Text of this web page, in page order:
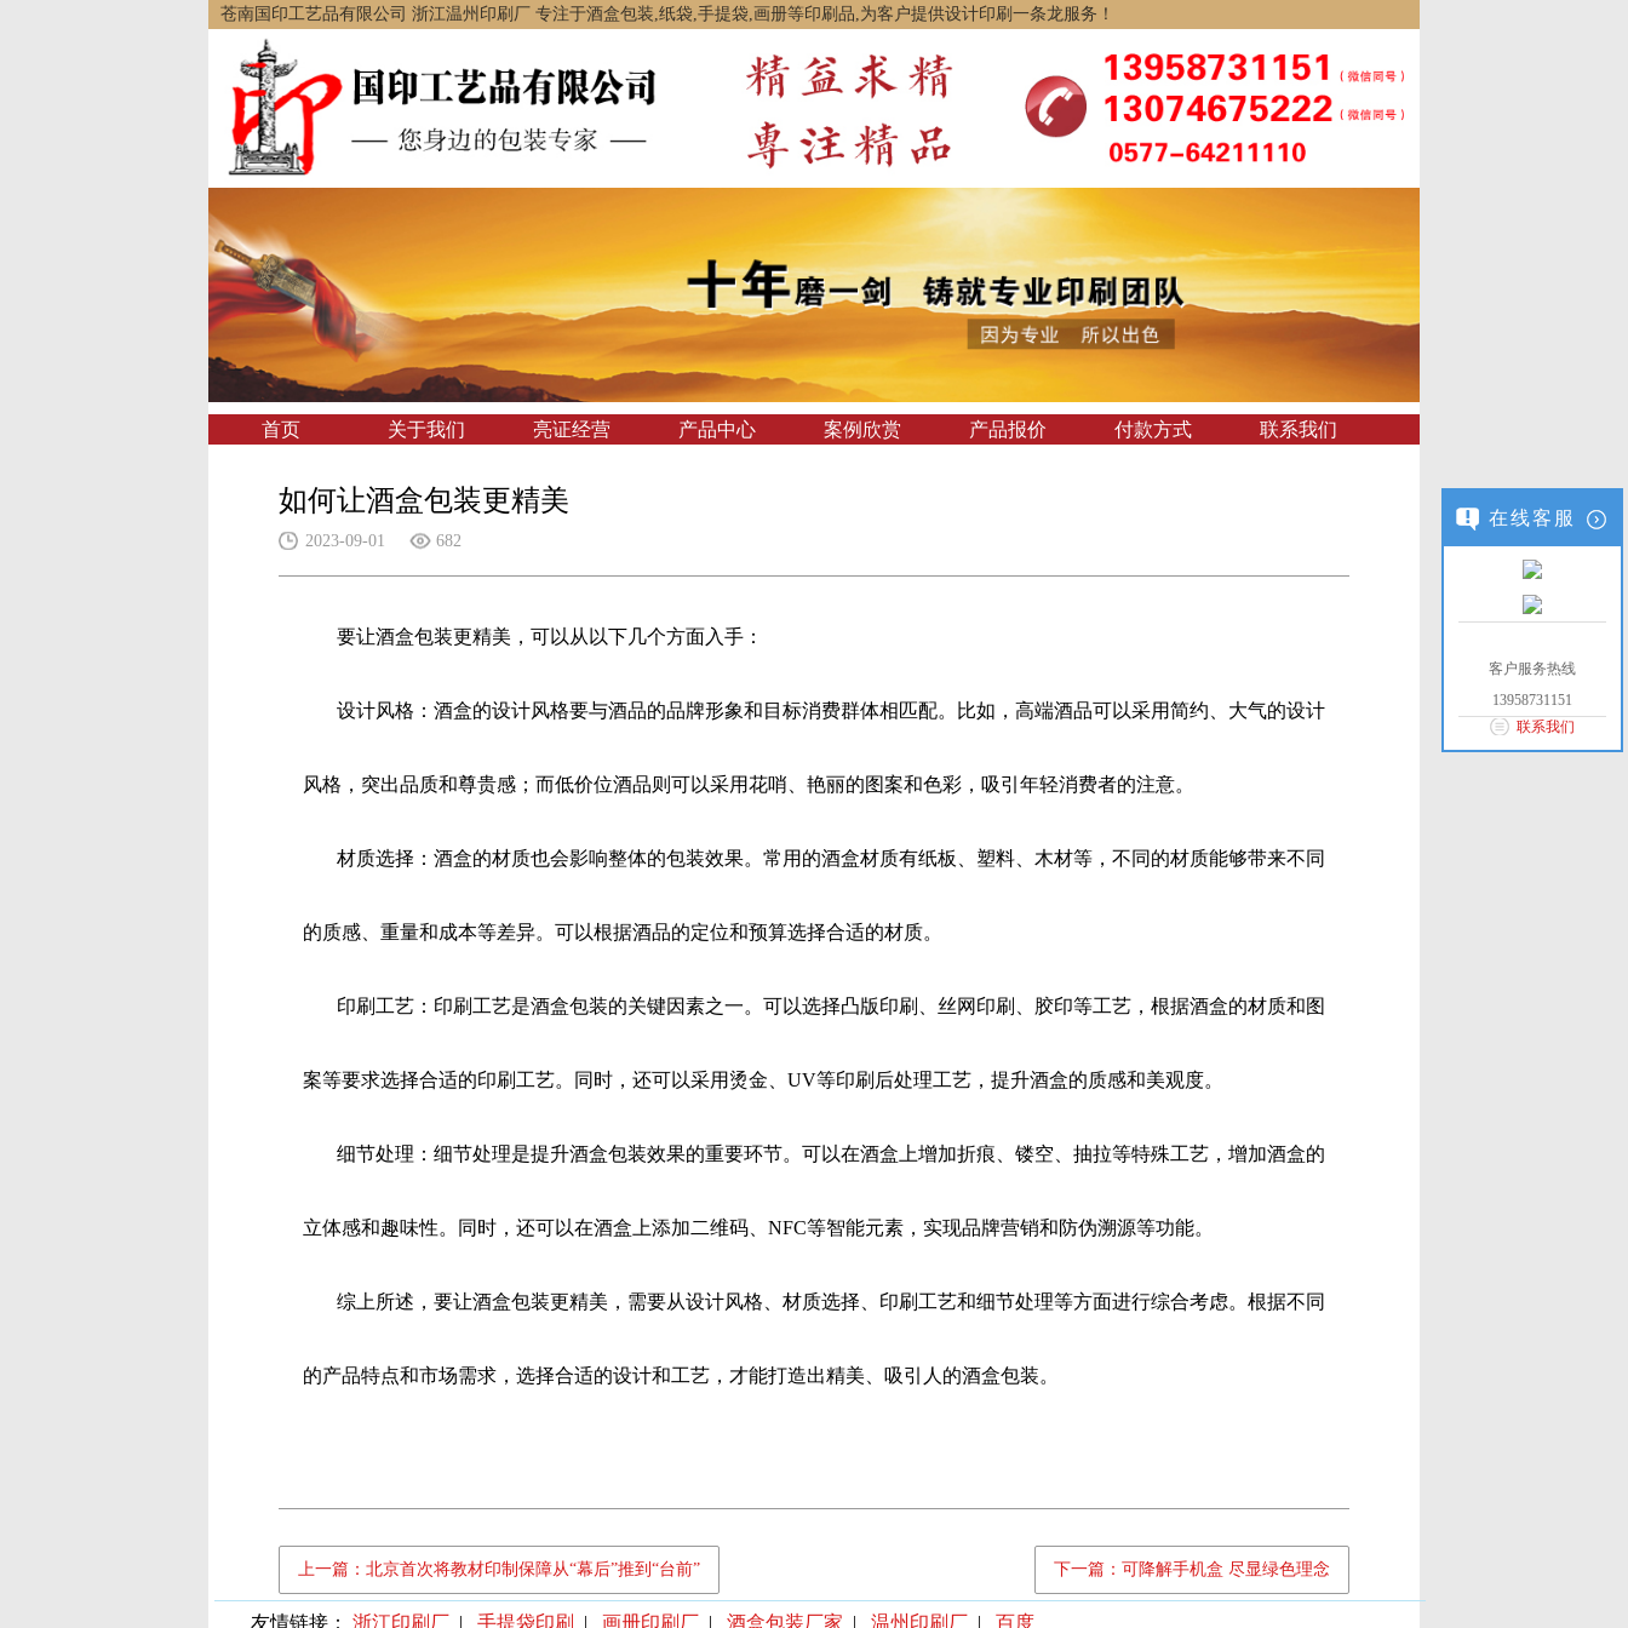
苍南国印工艺品有限公司 浙江温州印刷厂 专注于酒盒包装,纸袋,手提袋,画册等印刷品,为客户提供设计印刷一条龙服务！
首页 关于我们 亮证经营 产品中心 案例欣赏 产品报价 付款方式 联系我们
如何让酒盒包装更精美
2023-09-01 682
要让酒盒包装更精美，可以从以下几个方面入手：
设计风格：酒盒的设计风格要与酒品的品牌形象和目标消费群体相匹配。比如，高端酒品可以采用简约、大气的设计
风格， 突出品质和尊贵感；而低价位酒品则可以采用花哨、艳丽的图案和色彩，吸引年轻消费者的注意。
材质选择：酒盒的材质也会影响整体的包装效果。常用的酒盒材质有纸板、塑料、木材等，不同的材质能够带来不同
的质感、重量和成本等差异。可以根据酒品的定位和预算选择合适的材质。
印刷工艺：印刷工艺是酒盒包装的关键因素之一。可以选择凸版印刷、丝网印刷、胶印等工艺，根据酒盒的材质和图
案等要求选择合适的印刷工艺。同时，还可以采用烫金、UV等印刷后处理工艺，提升酒盒的质感和美观度。
细节处理：细节处理是提升酒盒包装效果的重要环节。可以在酒盒上增加折痕、镂空、抽拉等特殊工艺，增加酒盒的
立体感和趣味性。同时，还可以在酒盒上添加二维码、NFC等智能元素，实现品牌营销和防伪溯源等功能。
综上所述，要让酒盒包装更精美，需要从设计风格、材质选择、印刷工艺和细节处理等方面进行综合考虑。根据不同
的产品特点和市场需求，选择合适的设计和工艺，才能打造出精美、吸引人的酒盒包装。
上一篇：北京首次将教材印制保障从“幕后”推到“台前” 下一篇：可降解手机盒 尽显绿色理念
在线客服
客户服务热线
13958731151
联系我们
友情链接： 浙江印刷厂 | 手提袋印刷 | 画册印刷厂 | 酒盒包装厂家 | 温州印刷厂 | 百度